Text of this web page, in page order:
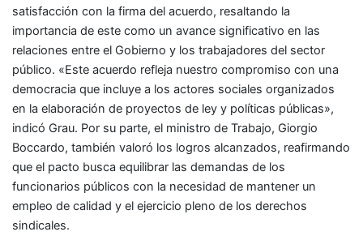
satisfacción con la firma del acuerdo, resaltando la
importancia de este como un avance significativo en las
relaciones entre el Gobierno y los trabajadores del sector
público. «Este acuerdo refleja nuestro compromiso con una
democracia que incluye a los actores sociales organizados
en la elaboración de proyectos de ley y políticas públicas»,
indicó Grau. Por su parte, el ministro de Trabajo, Giorgio
Boccardo, también valoró los logros alcanzados, reafirmando
que el pacto busca equilibrar las demandas de los
funcionarios públicos con la necesidad de mantener un
empleo de calidad y el ejercicio pleno de los derechos
sindicales.